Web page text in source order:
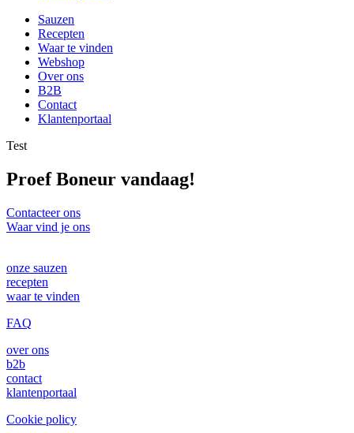
Sauzen
Recepten
Waar te vinden
Webshop
Over ons
B2B
Contact
Klantenportaal
Test
Proef Boneur vandaag!
Contacteer ons
Waar vind je ons
onze sauzen
recepten
waar te vinden
FAQ
over ons
b2b
contact
klantenportaal
Cookie policy